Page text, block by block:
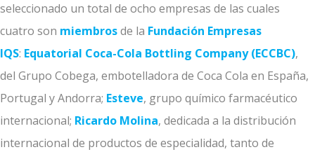
seleccionado un total de ocho empresas de las cuales
cuatro son miembrosde la Fundación Empresas
IQS: Equatorial Coca-Cola Bottling Company(ECCBC),
del Grupo Cobega, embotelladora de Coca Cola en España,
Portugal y Andorra; Esteve, grupo químico farmacéutico
internacional; Ricardo Molina, dedicada a la distribución
internacional de productos de especialidad, tanto de